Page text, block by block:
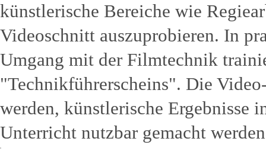
künstlerische Bereiche wie
Videoschnitt auszuprobieren. In
Umgang mit der Filmtechnik
"Technikführerscheins". Die
werden, künstlerische Ergebnisse
Unterricht nutzbar gemacht